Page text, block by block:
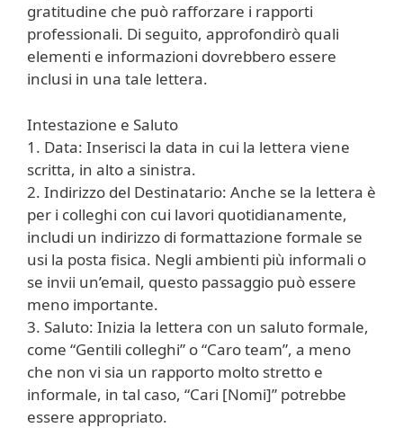
gratitudine che può rafforzare i rapporti
professionali. Di seguito, approfondirò quali
elementi e informazioni dovrebbero essere
inclusi in una tale lettera.
Intestazione e Saluto
1. Data: Inserisci la data in cui la lettera viene
scritta, in alto a sinistra.
2. Indirizzo del Destinatario: Anche se la lettera è
per i colleghi con cui lavori quotidianamente,
includi un indirizzo di formattazione formale se
usi la posta fisica. Negli ambienti più informali o
se invii un’email, questo passaggio può essere
meno importante.
3. Saluto: Inizia la lettera con un saluto formale,
come “Gentili colleghi” o “Caro team”, a meno
che non vi sia un rapporto molto stretto e
informale, in tal caso, “Cari [Nomi]” potrebbe
essere appropriato.